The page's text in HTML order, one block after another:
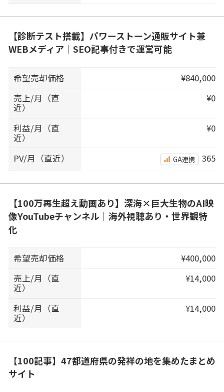
【診断テスト搭載】パワーストーン通販サイト兼
WEBメディア｜SEO記事付きで運営可能
希望売却価格
¥840,000
売上/月（直
近）
¥0
利益/月（直
近）
¥0
PV/月（直近） GA連携 365
【100万再生超え動画あり】深海×巨大生物のAI映
像YouTubeチャンネル｜海外視聴あり・世界観特
化
希望売却価格
¥400,000
売上/月（直
近）
¥14,000
利益/月（直
近）
¥14,000
【100記事】47都道府県の発祥の地を集めたまとめ
サイト